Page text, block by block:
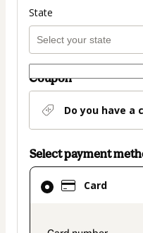
State
Coupon
Do you have a
Select payment
Card
Card
selected